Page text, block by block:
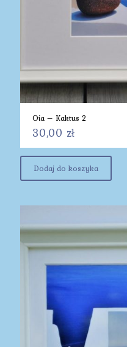
Oia – Kaktus 2
30,00 zł
Dodaj do koszyka